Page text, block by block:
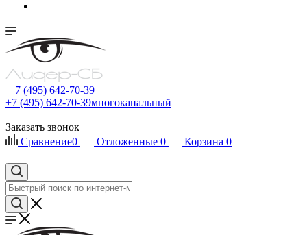
+7 (495) 642-70-39
+7 (495) 642-70-39многоканальный
Заказать звонок
Сравнение0 Отложенные 0 Корзина 0